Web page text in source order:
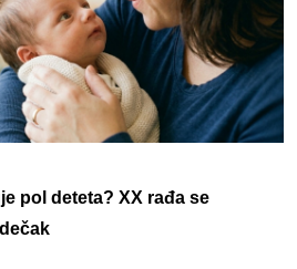
pol deteta? XX rađa se